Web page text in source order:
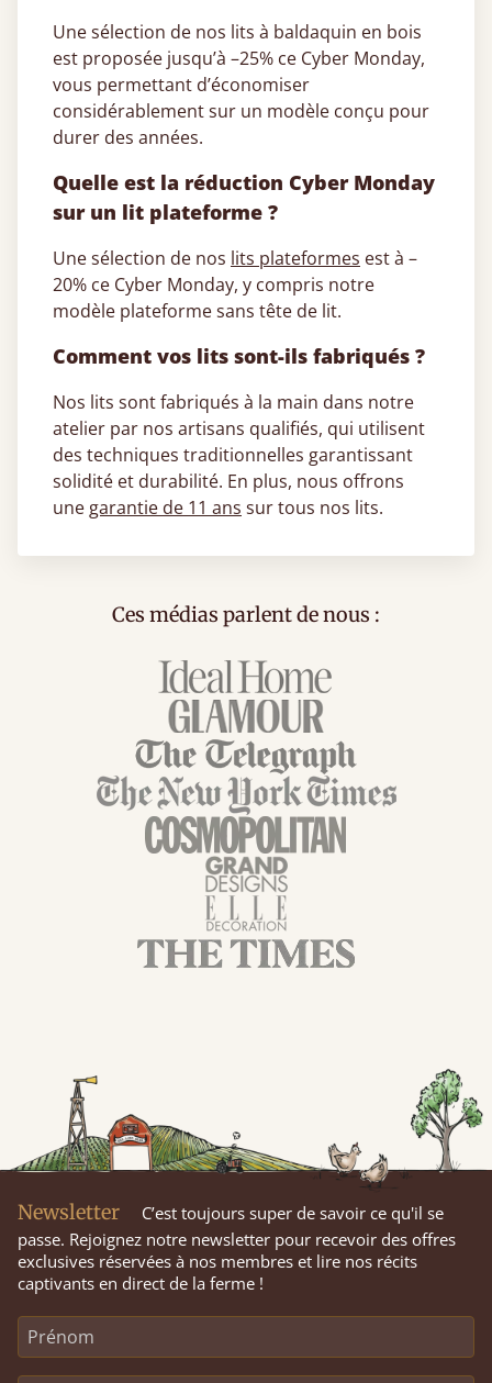
Une sélection de nos lits à baldaquin en bois
est proposée jusqu’à –25% ce Cyber Monday,
vous permettant d’économiser
considérablement sur un modèle conçu pour
durer des années.
Quelle est la réduction Cyber Monday
sur un lit plateforme ?
Une sélection de nos lits plateformes est à –
20% ce Cyber Monday, y compris notre
modèle plateforme sans tête de lit.
Comment vos lits sont-ils fabriqués ?
Nos lits sont fabriqués à la main dans notre
atelier par nos artisans qualifiés, qui utilisent
des techniques traditionnelles garantissant
solidité et durabilité. En plus, nous offrons
une garantie de 11 ans sur tous nos lits.
Ces médias parlent de nous :
Newsletter
C’est toujours super de savoir ce qu'il se
passe. Rejoignez notre newsletter pour recevoir des offres
exclusives réservées à nos membres et lire nos récits
captivants en direct de la ferme !